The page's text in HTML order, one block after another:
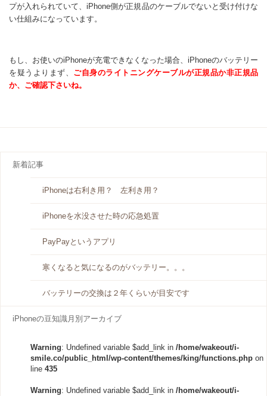
プが入れられていて、iPhone側が正規品のケーブルでないと受け付けな
い仕組みになっています。
もし、お使いのiPhoneが充電できなくなった場合、iPhoneのバッテリー
を疑うよりまず、 ご自身のライトニングケーブルが正規品か非正規品
か、ご確認下さいね。
新着記事
iPhoneは右利き用？ 左利き用？
iPhoneを水没させた時の応急処置
PayPayというアプリ
寒くなると気になるのがバッテリー。。。
バッテリーの交換は２年くらいが目安です
iPhoneの豆知識月別アーカイブ
Warning: Undefined variable $add_link in /home/wakeout/i-
smile.co/public_html/wp-content/themes/king/functions.php on
line 435
Warning: Undefined variable $add_link in /home/wakeout/i-